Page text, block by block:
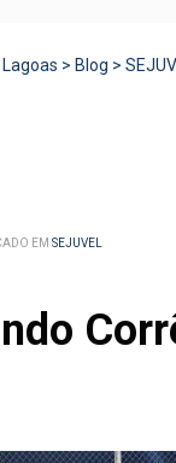
> Blog >
EM SEJUVEL